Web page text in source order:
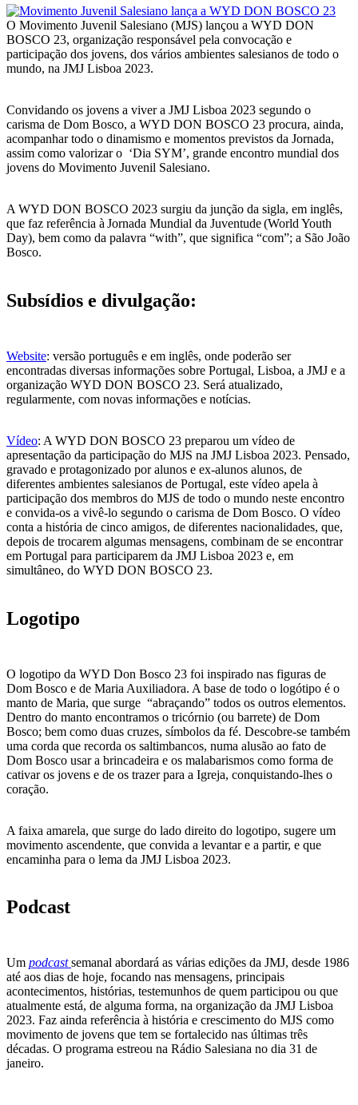
O Movimento Juvenil Salesiano (MJS) lançou a WYD DON
BOSCO 23, organização responsável pela convocação e
participação dos jovens, dos vários ambientes salesianos de todo o
mundo, na JMJ Lisboa 2023.
Convidando os jovens a viver a JMJ Lisboa 2023 segundo o
carisma de Dom Bosco, a WYD DON BOSCO 23 procura, ainda,
acompanhar todo o dinamismo e momentos previstos da Jornada,
assim como valorizar o ‘Dia SYM’, grande encontro mundial dos
jovens do Movimento Juvenil Salesiano.
A WYD DON BOSCO 2023 surgiu da junção da sigla, em inglês,
que faz referência à Jornada Mundial da Juventude (World Youth
Day), bem como da palavra “with”, que significa “com”; a São João
Bosco.
Subsídios e divulgação:
Website: versão português e em inglês, onde poderão ser
encontradas diversas informações sobre Portugal, Lisboa, a JMJ e a
organização WYD DON BOSCO 23. Será atualizado,
regularmente, com novas informações e notícias.
Vídeo: A WYD DON BOSCO 23 preparou um vídeo de
apresentação da participação do MJS na JMJ Lisboa 2023. Pensado,
gravado e protagonizado por alunos e ex-alunos alunos, de
diferentes ambientes salesianos de Portugal, este vídeo apela à
participação dos membros do MJS de todo o mundo neste encontro
e convida-os a vivê-lo segundo o carisma de Dom Bosco. O vídeo
conta a história de cinco amigos, de diferentes nacionalidades, que,
depois de trocarem algumas mensagens, combinam de se encontrar
em Portugal para participarem da JMJ Lisboa 2023 e, em
simultâneo, do WYD DON BOSCO 23.
Logotipo
O logotipo da WYD Don Bosco 23 foi inspirado nas figuras de
Dom Bosco e de Maria Auxiliadora. A base de todo o logótipo é o
manto de Maria, que surge “abraçando” todos os outros elementos.
Dentro do manto encontramos o tricórnio (ou barrete) de Dom
Bosco; bem como duas cruzes, símbolos da fé. Descobre-se também
uma corda que recorda os saltimbancos, numa alusão ao fato de
Dom Bosco usar a brincadeira e os malabarismos como forma de
cativar os jovens e de os trazer para a Igreja, conquistando-lhes o
coração.
A faixa amarela, que surge do lado direito do logotipo, sugere um
movimento ascendente, que convida a levantar e a partir, e que
encaminha para o lema da JMJ Lisboa 2023.
Podcast
Um podcast semanal abordará as várias edições da JMJ, desde 1986
até aos dias de hoje, focando nas mensagens, principais
acontecimentos, histórias, testemunhos de quem participou ou que
atualmente está, de alguma forma, na organização da JMJ Lisboa
2023. Faz ainda referência à história e crescimento do MJS como
movimento de jovens que tem se fortalecido nas últimas três
décadas. O programa estreou na Rádio Salesiana no dia 31 de
janeiro.